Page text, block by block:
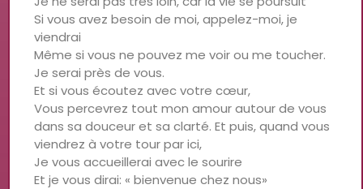
Si vous avez besoin de moi, appelez-moi, je
viendrai
Même si vous ne pouvez me voir ou me toucher.
Je serai près de vous.
Et si vous écoutez avec votre cœur,
Vous percevrez tout mon amour autour de vous
dans sa douceur et sa clarté. Et puis, quand vous
viendrez à votre tour par ici,
Je vous accueillerai avec le sourire
Et je vous dirai: « bienvenue chez nous»